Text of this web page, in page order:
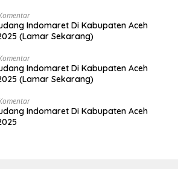
Indomaret Di Kabupaten Aceh
(Lamar Sekarang)
Indomaret Di Kabupaten Aceh
(Lamar Sekarang)
Indomaret Di Kabupaten Aceh